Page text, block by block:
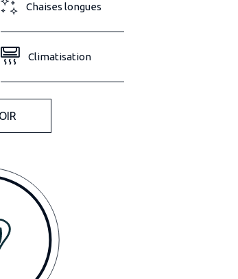
Chaises longues
Climatisation